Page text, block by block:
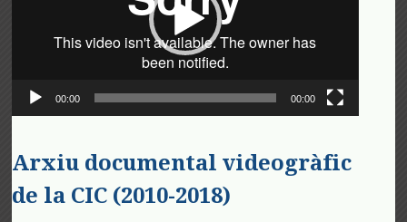
00:00 00:00
Arxiu documental videogràfic
de la CIC (2010-2018)